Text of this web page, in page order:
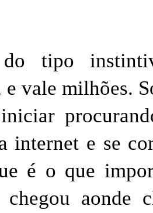
tipo
e vale milhões.
internet e se
é o que
aonde